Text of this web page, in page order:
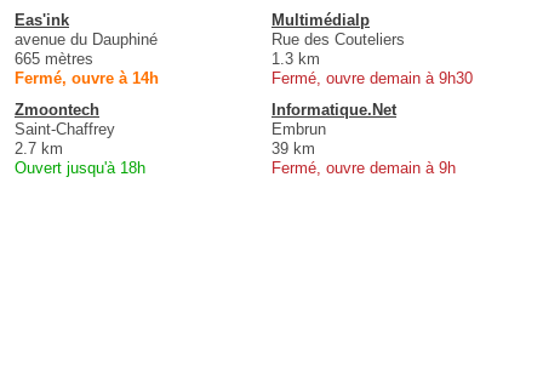
Eas'ink
avenue du Dauphiné
665 mètres
Fermé, ouvre à 14h
Multimédialp
Rue des Couteliers
1.3 km
Fermé, ouvre demain à 9h30
Zmoontech
Saint-Chaffrey
2.7 km
Ouvert jusqu'à 18h
Informatique.Net
Embrun
39 km
Fermé, ouvre demain à 9h